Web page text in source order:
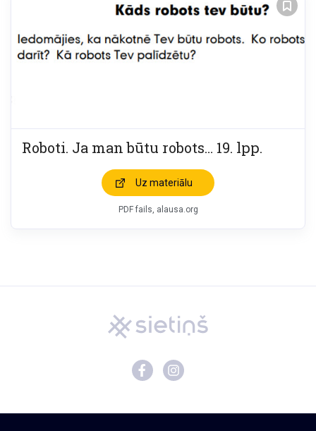
Roboti. Ja man būtu robots… 19. lpp.
Uz materiālu
PDF fails, alausa.org